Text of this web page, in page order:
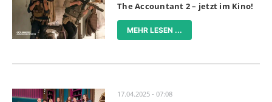
The Accountant 2 – jetzt im Kino!
MEHR LESEN ...
17.04.2025 - 07:08